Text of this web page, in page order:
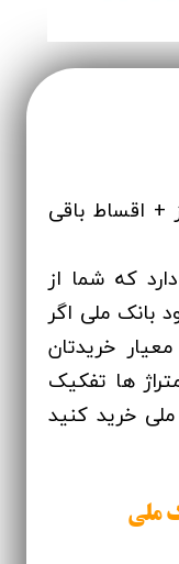
+ اقساط باقی
که شما از
بانک ملی اگر
خریدتان
متراژ ها تفکیک
خرید کنید
ملی